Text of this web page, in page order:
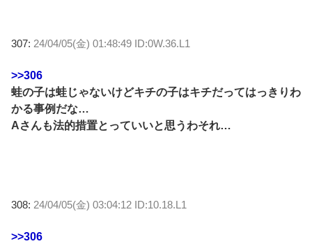
307: 24/04/05(金) 01:48:49 ID:0W.36.L1
>>306
蛙の子は蛙じゃないけどキチの子はキチだってはっきりわ
かる事例だな…
Aさんも法的措置とっていいと思うわそれ…
308: 24/04/05(金) 03:04:12 ID:10.18.L1
>>306